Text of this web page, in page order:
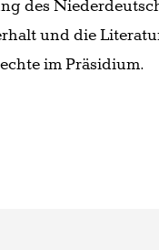
des
und die
im Präsidium.